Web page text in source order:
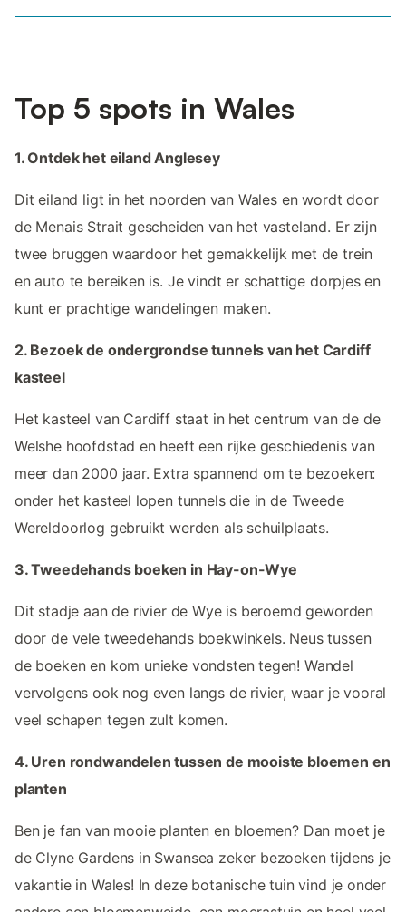
Top 5 spots in Wales
1. Ontdek het eiland Anglesey
Dit eiland ligt in het noorden van Wales en wordt door
de Menais Strait gescheiden van het vasteland. Er zijn
twee bruggen waardoor het gemakkelijk met de trein
en auto te bereiken is. Je vindt er schattige dorpjes en
kunt er prachtige wandelingen maken.
2. Bezoek de ondergrondse tunnels van het Cardiff
kasteel
Het kasteel van Cardiff staat in het centrum van de de
Welshe hoofdstad en heeft een rijke geschiedenis van
meer dan 2000 jaar. Extra spannend om te bezoeken:
onder het kasteel lopen tunnels die in de Tweede
Wereldoorlog gebruikt werden als schuilplaats.
3. Tweedehands boeken in Hay-on-Wye
Dit stadje aan de rivier de Wye is beroemd geworden
door de vele tweedehands boekwinkels. Neus tussen
de boeken en kom unieke vondsten tegen! Wandel
vervolgens ook nog even langs de rivier, waar je vooral
veel schapen tegen zult komen.
4. Uren rondwandelen tussen de mooiste bloemen en
planten
Ben je fan van mooie planten en bloemen? Dan moet je
de Clyne Gardens in Swansea zeker bezoeken tijdens je
vakantie in Wales! In deze botanische tuin vind je onder